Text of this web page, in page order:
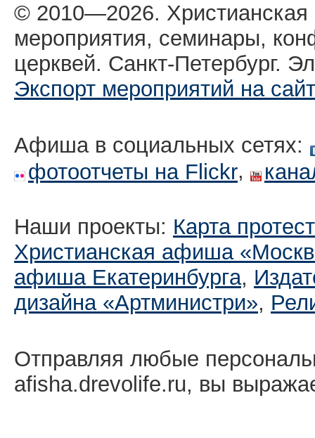
© 2010—2026.
мероприятия, семинары,
церквей. Санкт-Петербург.
Экспорт мероприятий на сайт
Афиша в социальных сетях:
фотоотчеты на Flickr,
Наши проекты: Карта
Христианская афиша
афиша Екатеринбургa,
дизайна «Артминистри»,
Отправляя любые
afisha.drevolife.ru, вы